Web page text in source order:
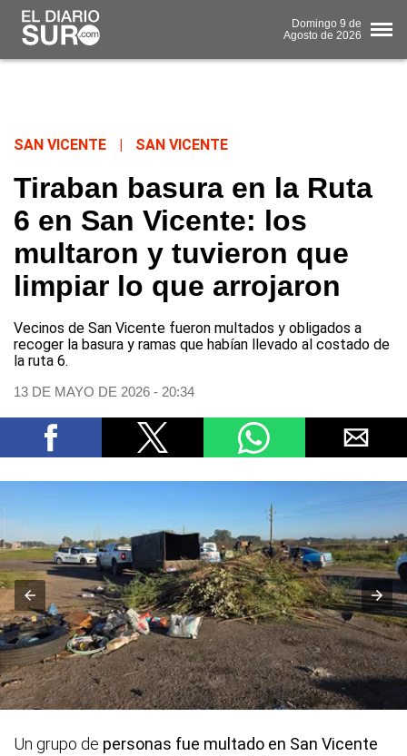
Domingo 9 de
Agosto de 2026
SAN VICENTE SAN VICENTE
Tiraban basura en la Ruta
6 en San Vicente: los
multaron y tuvieron que
limpiar lo que arrojaron
Vecinos de San Vicente fueron multados y obligados a
recoger la basura y ramas que habían llevado al costado de
la ruta 6.
13 DE MAYO DE 2026 - 20:34
Un grupo de personas fue multado en San Vicente